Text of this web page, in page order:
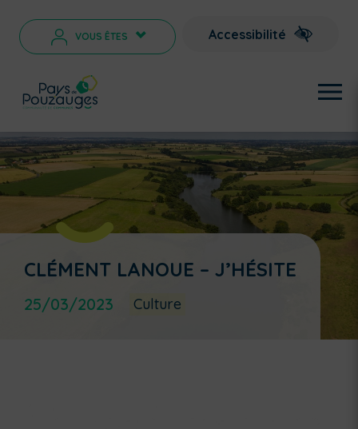
VOUS ÊTES > Accessibilité
CLÉMENT LANOUE – J’HÉSITE
25/03/2023 Culture